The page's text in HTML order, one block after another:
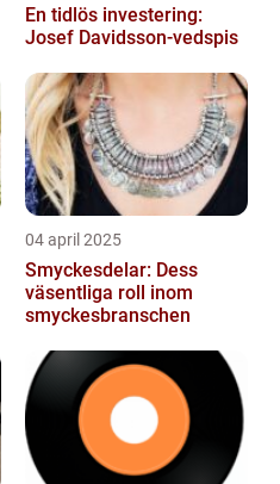
En tidlös investering:
Josef Davidsson-vedspis
04 april 2025
Smyckesdelar: Dess
väsentliga roll inom
smyckesbranschen